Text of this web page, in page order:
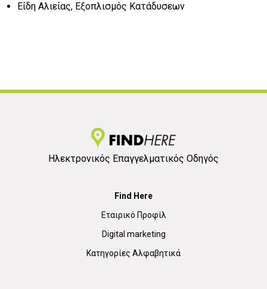
Είδη Αλιείας, Εξοπλισμός Κατάδυσεων
Ηλεκτρονικός Επαγγελματικός Οδηγός
Find Here
Εταιρικό Προφίλ
Digital marketing
Κατηγορίες Αλφαβητικά